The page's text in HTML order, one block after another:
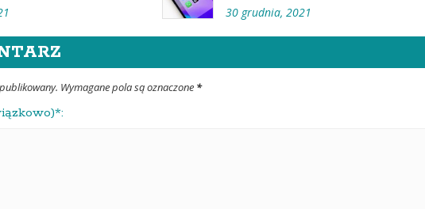
30 grudnia, 2021
Wymagane pola są oznaczone *